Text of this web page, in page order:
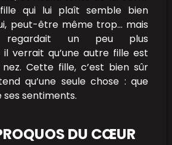
qui lui plaît semble bien
peut-être même trop… mais
regardait un peu plus
verrait qu’une autre fille est
Cette fille, c’est bien sûr
qu’une seule chose : que
ses sentiments.
DU CŒUR